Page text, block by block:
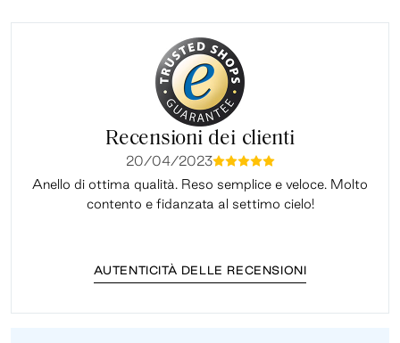
Recensioni dei clienti
20/04/2023mmmmm
Anello di ottima qualità. Reso semplice e veloce. Molto
contento e fidanzata al settimo cielo!
AUTENTICITÀ DELLE RECENSIONI